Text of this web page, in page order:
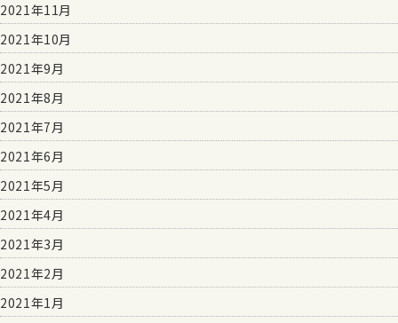
2021年11月
2021年10月
2021年9月
2021年8月
2021年7月
2021年6月
2021年5月
2021年4月
2021年3月
2021年2月
2021年1月